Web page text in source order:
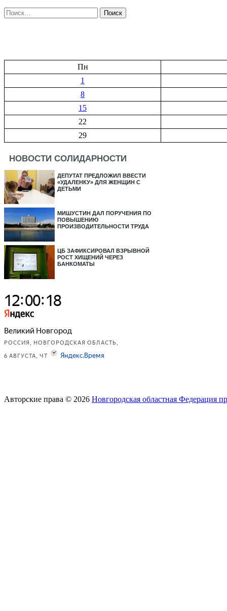
Найти:
Пн
1
8
15
22
29
НОВОСТИ СОЛИДАРНОСТИ
ДЕПУТАТ ПРЕДЛОЖИЛ ВВЕСТИ
«УДАЛЕНКУ» ДЛЯ ЖЕНЩИН С
ДЕТЬМИ
МИШУСТИН ДАЛ ПОРУЧЕНИЯ ПО
ПОВЫШЕНИЮ
ПРОИЗВОДИТЕЛЬНОСТИ ТРУДА
ЦБ ЗАФИКСИРОВАЛ ВЗРЫВНОЙ
РОСТ ХИЩЕНИЙ ЧЕРЕЗ
БАНКОМАТЫ
Авторские права © 2026 Новгородская областная Федерация